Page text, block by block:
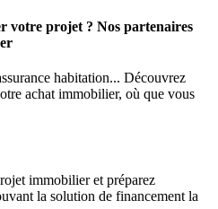
votre projet ? Nos partenaires
habitation... Découvrez
achat immobilier, où que vous
immobilier et préparez
la solution de financement la